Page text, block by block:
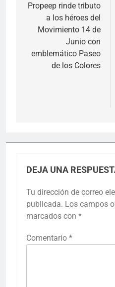
de
entradas
Propeep rinde tributo
a los héroes del
Movimiento 14 de
Junio con
emblemático Paseo
de los Colores
DEJA UNA
Tu dirección de correo
publicada. Los campos
marcados con *
Comentario *